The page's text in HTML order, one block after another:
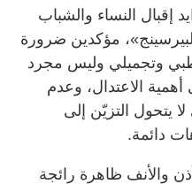
إقبال النساء والشباب
مؤكدين ضرورة
طبي وتجميلي وليس مجرد
الاعتدال، وعدم
يتحول التزيّن إلى
دائمة.
والأنف ظاهرة رائجة